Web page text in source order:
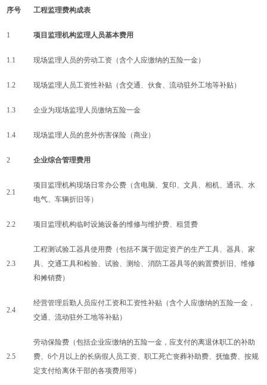
序号 工程监理费构成表
1 项目监理机构监理人员基本费用
1.1 现场监理人员的劳动工资（含个人应缴纳的五险一金）
1.2 现场监理人员工资性补贴（含交通、伙食、流动驻外工地等补贴）
1.3 企业为现场监理人员缴纳五险一金
1.4 现场监理人员的意外伤害保险（商业）
2 企业综合管理费用
2.1
项目监理机构现场日常办公费（含电脑、复印、文具、相机、通讯、水
电气、车辆折旧等）
2.2 项目监理机构临时设施设备的维修与维护费、租赁费
2.3
工程测试验工器具使用费（包括不属于固定资产的生产工具、器具、家
具、交通工具和检验、试验、测绘、消防工器具等的购置费折旧、维修
和摊销费）
2.4
经营管理后勤人员应付工资和工资性补贴（含个人应缴纳的五险一金，
交通、流动驻外工地等补贴）
2.5
劳动保险费（包括企业应缴纳的五险一金，应支付的离退休职工的补助
费、 6个月以上的长病假人员工资、职工死亡丧葬补助费、抚恤费、按规
定支付给离休干部的各项费用等）